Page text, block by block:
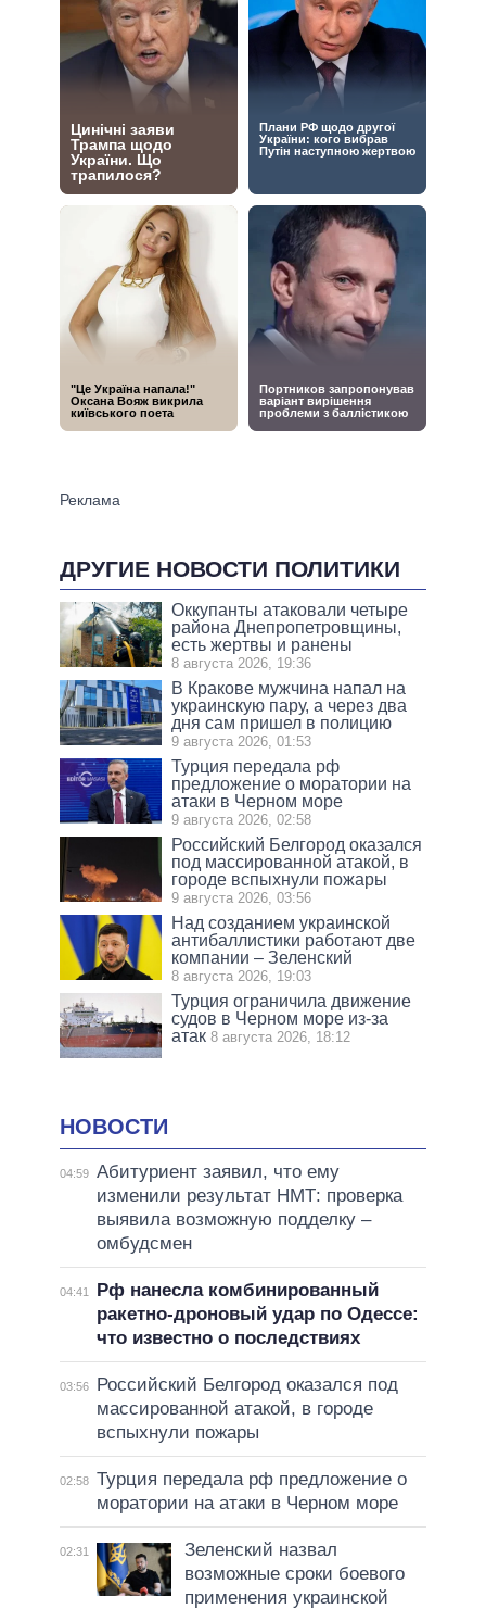
ДРУГИЕ НОВОСТИ ПОЛИТИКИ
Оккупанты атаковали четыре
района Днепропетровщины,
есть жертвы и ранены
8 августа 2026, 19:36
В Кракове мужчина напал на
украинскую пару, а через два
дня сам пришел в полицию
9 августа 2026, 01:53
Турция передала рф
предложение о моратории на
атаки в Черном море
9 августа 2026, 02:58
Российский Белгород оказался
под массированной атакой, в
городе вспыхнули пожары
9 августа 2026, 03:56
Над созданием украинской
антибаллистики работают две
компании – Зеленский
8 августа 2026, 19:03
Турция ограничила движение
судов в Черном море из-за
атак 8 августа 2026, 18:12
НОВОСТИ
04:59 Абитуриент заявил, что ему
изменили результат НМТ: проверка
выявила возможную подделку –
омбудсмен
04:41
Рф нанесла комбинированный
ракетно-дроновый удар по Одессе:
что известно о последствиях
03:56
Российский Белгород оказался под
массированной атакой, в городе
вспыхнули пожары
02:58 Турция передала рф предложение о
моратории на атаки в Черном море
02:31
Зеленский назвал
возможные сроки боевого
применения украинской